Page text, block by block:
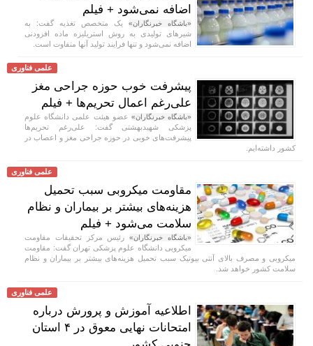
اضافه نمی‌شود + فیلم
«باشگاه خبرنگاران» یک متخصص تغذیه گفت: به
شیر‌های تولیدی به روش استریلیزه ماده افزودنی
اضافه نمی‌شود و تنها فرایند تولید آنها متفاوت است.
علمی فناوری
پیشرفت خوب حوزه جراحی مغز
علی‌رغم اعمال تحریم‌ها + فیلم
«باشگاه خبرنگاران» عضو هیئت علمی دانشگاه علوم
پزشکی شهیدبهشتی گفت: علی‌رغم تحریم‌ها
پیشرفت‌های خوبی در حوزه جراحی مغز و اعصاب در
کشور داشته‌ایم.
علمی فناوری
مقاومت میکروبی سبب تحمیل
هزینه‌های بیشتر بر بیماران و نظام
سلامت می‌شود + فیلم
«باشگاه خبرنگاران»رئیس مرکز تحقیقات مقاومت
میکروبی دانشگاه علوم پزشکی تهران گفت: مقاومت
میکروبی و مصرف بالای آنتی بیوتیک سبب تحمیل هزینه‌های بیشتر بر بیماران و نظام
سلامت کشور خواهد شد.
علمی فناوری
اطلاعیه آموزش و پرورش درباره
امتحانات نهایی معوق در ۴ استان